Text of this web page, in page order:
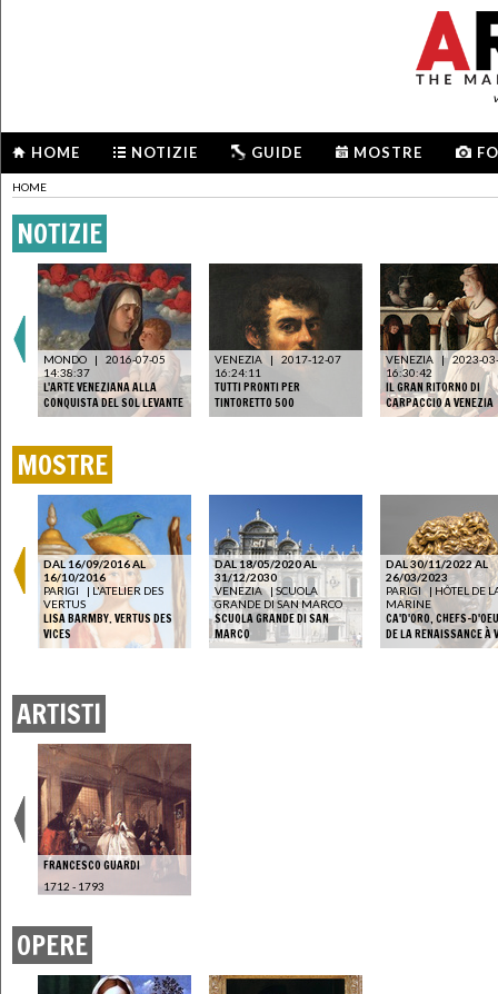
HOME NOTIZIE GUIDE MOSTRE
HOME
NOTIZIE
MONDO |
2016-07-05
14:38:37
L'ARTE VENEZIANA ALLA
CONQUISTA DEL SOL LEVANTE
VENEZIA |
2017-12-07
16:24:11
TUTTI PRONTI PER
TINTORETTO 500
VENEZIA | 2023-
16:30:42
IL GRAN RITORNO DI
CARPACCIO A VENEZIA
MOSTRE
DAL 16/09/2016 AL
16/10/2016
PARIGI
| L'ATELIER DES
VERTUS
LISA BARMBY. VERTUS DES
VICES
DAL 18/05/2020 AL
31/12/2030
VENEZIA
|SCUOLA
GRANDE DI SAN MARCO
SCUOLA GRANDE DI SAN
MARCO
DAL 30/11/2022 AL
26/03/2023
PARIGI
| HÔTEL DE
MARINE
CA'D'ORO, CHEFS-
DE LA RENAISSANCE À
ARTISTI
FRANCESCO GUARDI
1712 - 1793
OPERE